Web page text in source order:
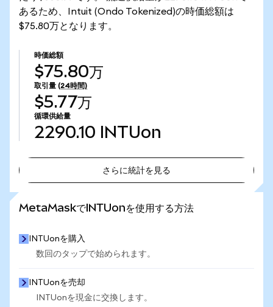
あるため、Intuit (Ondo Tokenized)の時価総額は
$75.80万となります。
時価総額
$75.80万
取引量 (24時間)
$5.77万
循環供給量
2290.10 INTUon
さらに統計を見る
MetaMaskでINTUonを使用する方法
INTUonを購入
数回のタップで始められます。
INTUonを売却
INTUonを現金に交換します。